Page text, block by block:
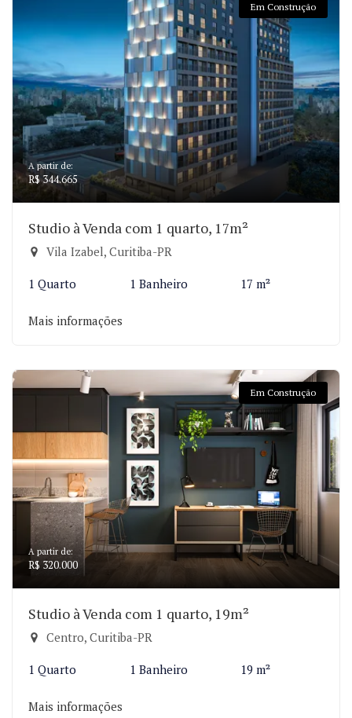
Em Construção
A partir de:
R$ 344.665
Studio à Venda com 1 quarto, 17m²
Vila Izabel, Curitiba-PR
1 Quarto 1 Banheiro 17 m²
Mais informações
Em Construção
A partir de:
R$ 320.000
Studio à Venda com 1 quarto, 19m²
Centro, Curitiba-PR
1 Quarto 1 Banheiro 19 m²
Mais informações